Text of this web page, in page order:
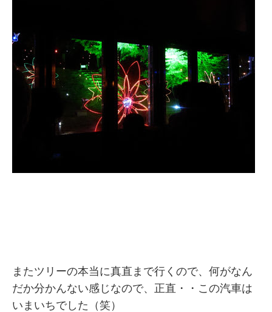
またツリーの本当に真直まで行くので、何がなん
だか分かんない感じなので、正直・・この汽車は
いまいちでした（笑）